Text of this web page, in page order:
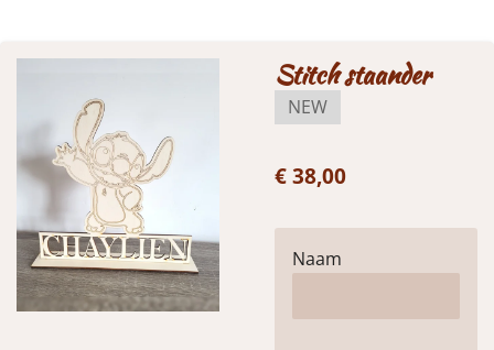
Stitch staander
NEW
€ 38,00
Naam